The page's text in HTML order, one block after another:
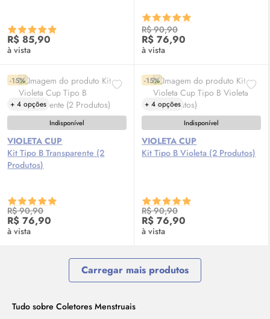
R$ 85,90
à vista
R$ 90,90
R$ 76,90
à vista
-15%
+ 4 opções
Indisponível
VIOLETA CUP
Kit Tipo B Transparente (2
Produtos)
R$ 90,90
R$ 76,90
à vista
-15%
+ 4 opções
Indisponível
VIOLETA CUP
Kit Tipo B Violeta (2 Produtos)
R$ 90,90
R$ 76,90
à vista
Carregar mais produtos
Tudo sobre Coletores Menstruais